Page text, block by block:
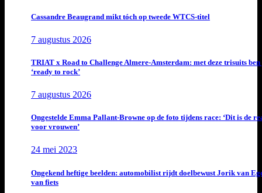
Cassandre Beaugrand mikt tóch op tweede WTCS-titel
7 augustus 2026
TRIAT x Road to Challenge Almere-Amsterdam: met deze trisuits ben
‘ready to rock’
7 augustus 2026
Ongestelde Emma Pallant-Browne op de foto tijdens race: ‘Dit is de
voor vrouwen’
24 mei 2023
Ongekend heftige beelden: automobilist rijdt doelbewust Jorik van
van fiets